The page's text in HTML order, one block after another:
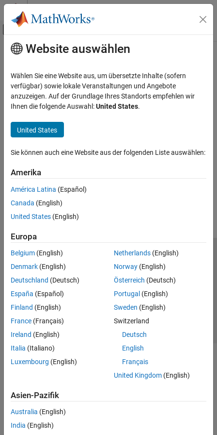
Weiter zum Inhalt
Umschaltung für Off-Canvas-
Startseite der Dokumentation
Hauptinhalt
How useful was this information?
Website auswählen
Wählen Sie eine Website aus, um übersetzte Inhalte (sofern
verfügbar) sowie lokale Veranstaltungen und Angebote
anzuzeigen. Auf der Grundlage Ihres Standorts empfehlen wir
Ihnen die folgende Auswahl:United States.
United States
Sie können auch eine Website aus der folgenden Liste auswählen:
Amerika
América Latina (Español)
Canada (English)
United States (English)
Europa
Belgium (English)
Denmark (English)
Deutschland (Deutsch)
España (Español)
Finland (English)
France (Français)
Ireland (English)
Italia (Italiano)
Luxembourg (English)
Netherlands(English)
Norway(English)
Österreich (Deutsch)
Portugal (English)
Sweden (English)
Switzerland
Deutsch
English
Français
United Kingdom(English)
Asien-Pazifik
Australia (English)
India (English)
Trust Center
Datenschutz-Richtlinien
Datendiebstahl verhindern
Status von Anwendungen
© 1994-2026 The MathWorks, Inc.
Website auswählen
Deutschland